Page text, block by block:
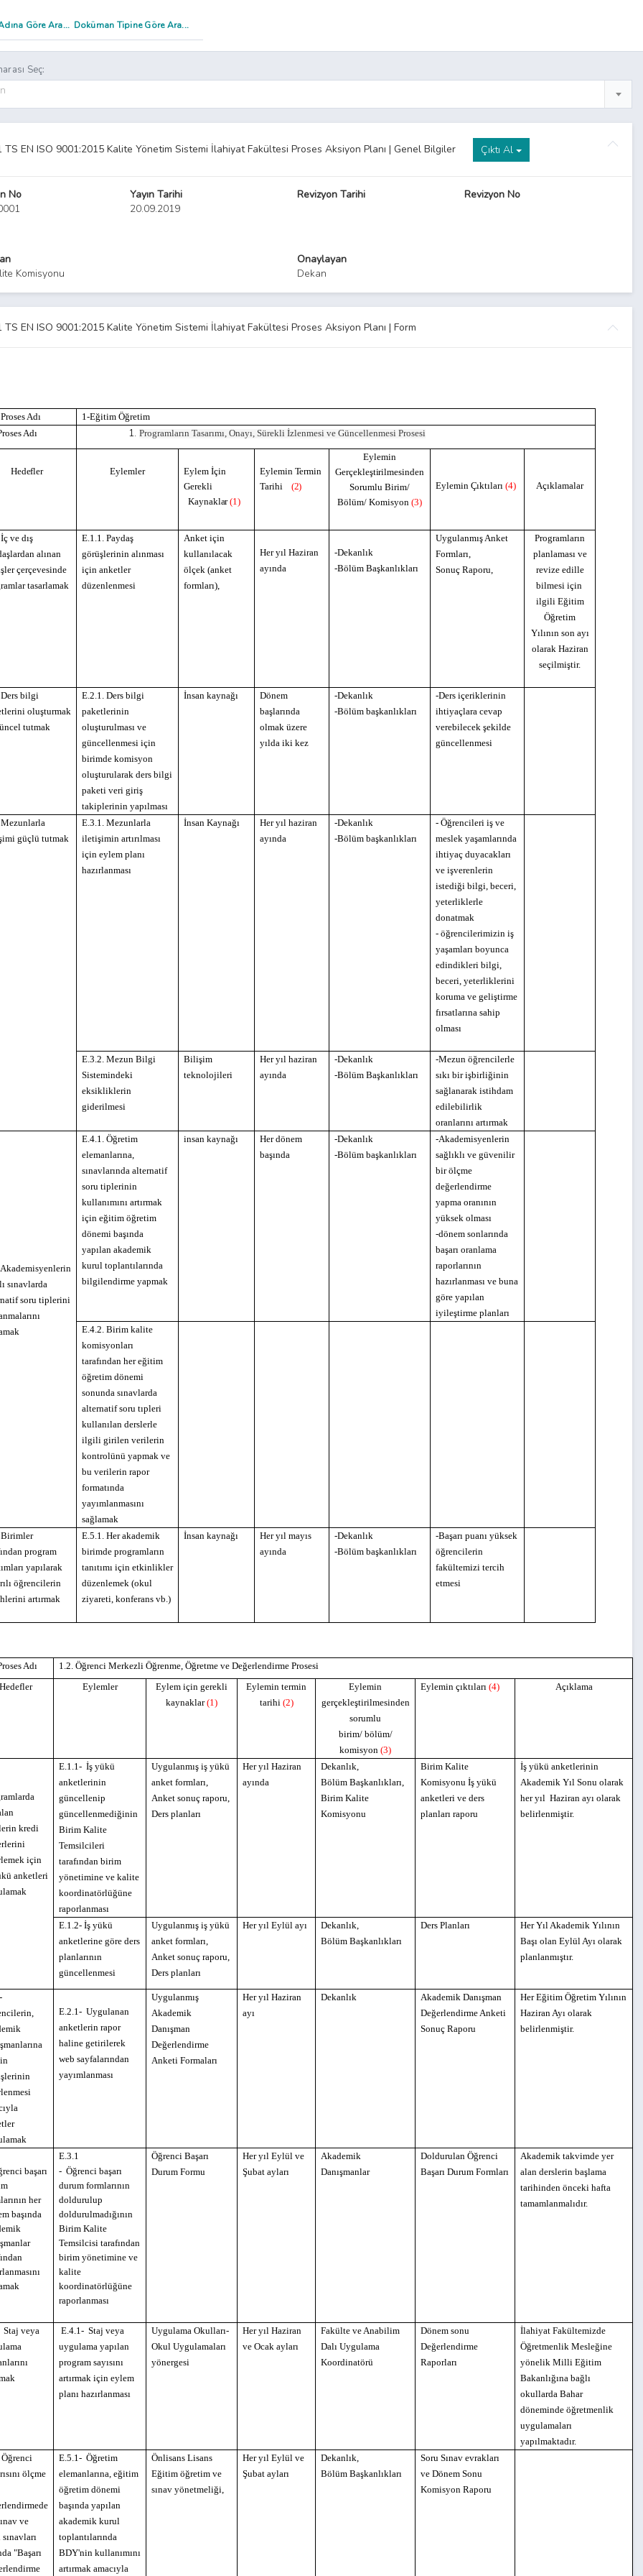
Seç:
TS EN ISO 9001:2015 Kalite Yönetim Sistemi İlahiyat Fakültesi Proses Aksiyon Planı | Genel Bilgiler Çıktı Al
No
Yayın Tarihi
20.09.2019
Revizyon Tarihi Revizyon No
Komisyonu
Onaylayan
Dekan
TS EN ISO 9001:2015 Kalite Yönetim Sistemi İlahiyat Fakültesi Proses Aksiyon Planı | Form
ProsesAdı
1-Eğitim Öğretim
Adı Programların Tasarımı, Onayı, Sürekli İzlenmesi ve Güncellenmesi Prosesi
Hedefler Eylemler Eylem İçin
Gerekli
Kaynaklar (1)
Eylemin Termin
Tarihi
(2)
Eylemin
Gerçekleştirilmesinden
Sorumlu Birim/
Bölüm/Komisyon (3)
Eylemin Çıktıları (4) Açıklamalar
ve dış
alınan
çerçevesinde
tasarlamak
E.1.1. Paydaş
görüşlerinin alınması
için anketler
düzenlenmesi
Anket için
kullanılacak
ölçek (anket
formları),
Her yıl Haziran
ayında
-Dekanlık
-Bölüm Başkanlıkları
Uygulanmış Anket
Formları,
Sonuç Raporu,
Programların
planlaması ve
revize edille
bilmesi için
ilgili Eğitim
Öğretim
Yılının son ayı
olarak Haziran
seçilmiştir.
bilgi
oluşturmak
tutmak
E.2.1. Ders bilgi
paketlerinin
oluşturulması ve
güncellenmesi için
birimde komisyon
oluşturularak ders bilgi
paketi veri giriş
takiplerinin yapılması
İnsan kaynağı
Dönem
başlarında
olmak üzere
yılda iki kez
-Dekanlık
-Bölüm başkanlıkları
-Ders içeriklerinin
ihtiyaçlara cevap
verebilecek şekilde
güncellenmesi
güçlü tutmak
E.3.1. Mezunlarla
iletişimin artırılması
için eylem planı
hazırlanması
İnsan Kaynağı
Her yıl haziran
ayında
-Dekanlık
-Bölüm başkanlıkları
- Öğrencileri iş ve
meslek yaşamlarında
ihtiyaç duyacakları
ve işverenlerin
istediği bilgi, beceri,
yeterliklerle
donatmak
- öğrencilerimizin iş
yaşamları boyunca
edindikleri bilgi,
beceri, yeterliklerini
koruma ve geliştirme
fırsatlarına sahip
olması
E.3.2. Mezun Bilgi
Sistemindeki
eksikliklerin
giderilmesi
Bilişim
teknolojileri
Her yıl haziran
ayında
-Dekanlık
-Bölüm Başkanlıkları
-Mezun öğrencilerle
sıkı bir işbirliğinin
sağlanarak istihdam
edilebilirlik
oranlarını artırmak
sınavlarda
soru tiplerini
E.4.1. Öğretim
elemanlarına,
sınavlarında alternatif
soru tiplerinin
kullanımını artırmak
için eğitim öğretim
dönemi başında
yapılan akademik
kurul toplantılarında
bilgilendirme yapmak
insan kaynağı
Her dönem
başında
-Dekanlık
-Bölüm başkanlıkları
-Akademisyenlerin
sağlıklı ve güvenilir
bir ölçme
değerlendirme
yapma oranının
yüksek olması
-dönem sonlarında
başarı oranlama
raporlarının
hazırlanması ve buna
göre yapılan
iyileştirme planları
E.4.2. Birim kalite
komisyonları
tarafından her eğitim
öğretim dönemi
sonunda sınavlarda
alternatif soru tıpleri
kullanılan derslerle
ilgili girilen verilerin
kontrolünü yapmak ve
bu verilerin rapor
formatında
yayımlanmasını
sağlamak
Birimler
program
yapılarak
öğrencilerin
artırmak
E.5.1. Her akademik
birimde programların
tanıtımı için etkinlikler
düzenlemek (okul
ziyareti, konferans vb.)
İnsan kaynağı
Her yıl mayıs
ayında
-Dekanlık
-Bölüm başkanlıkları
-Başarı puanı yüksek
öğrencilerin
fakültemizi tercih
etmesi
Adı
1.2. Öğrenci Merkezli Öğrenme, Öğretme ve Değerlendirme Prosesi
Hedefler
Eylemler
Eylem için gerekli
kaynaklar(1)
Eylemin termin
tarihi (2)
Eylemin
gerçekleştirilmesinden
sorumlu
birim/ bölüm/
komisyon (3)
Eylemin çıktıları (4) Açıklama
kredi
için
anketleri
E.1.1- İş yükü
anketlerinin
güncellenip
güncellenmediğinin
Birim Kalite
Temsilcileri
tarafından birim
yönetimine ve kalite
koordinatörlüğüne
raporlanması
Uygulanmış iş yükü
anket formları,
Anket sonuç raporu,
Ders planları
Her yıl Haziran
ayında
Dekanlık,
Bölüm Başkanlıkları,
Birim Kalite
Komisyonu
Birim Kalite
Komisyonu İş yükü
anketleri ve ders
planları raporu
İş yükü anketlerinin
Akademik Yıl Sonu olarak
her yıl Haziran ayı olarak
belirlenmiştir.
E.1.2- İş yükü
anketlerine göre ders
planlarının
güncellenmesi
Uygulanmış iş yükü
anket formları,
Anket sonuç raporu,
Ders planları
Her yıl Eylül ayı
Dekanlık,
Bölüm Başkanlıkları
Ders Planları
Her Yıl Akademik Yılının
Başı olan Eylül Ayı olarak
planlanmıştır.
-
E.2.1- Uygulanan
anketlerin rapor
haline getirilerek
web sayfalarından
yayımlanması
Uygulanmış
Akademik
Danışman
Değerlendirme
Anketi Formaları
Her yıl Haziran
ayı
Dekanlık
Akademik Danışman
Değerlendirme Anketi
Sonuç Raporu
Her Eğitim Öğretim Yılının
Haziran Ayı olarak
belirlenmiştir.
başarı
her
başında
E.3.1
- Öğrenci başarı
durum formlarının
doldurulup
doldurulmadığının
Birim Kalite
Temsilcisi tarafından
birim yönetimine ve
kalite
koordinatörlüğüne
raporlanması
Öğrenci Başarı
Durum Formu
Her yıl Eylül ve
Şubat ayları
Akademik
Danışmanlar
Doldurulan Öğrenci
Başarı Durum Formları
Akademik takvimde yer
alan derslerin başlama
tarihinden önceki hafta
tamamlanmalıdır.
Staj veya
E.4.1- Staj veya
uygulama yapılan
program sayısını
artırmak için eylem
planı hazırlanması
Uygulama Okulları-
Okul Uygulamaları
yönergesi
Her yıl Haziran
ve Ocak ayları
Fakülte ve Anabilim
Dalı Uygulama
Koordinatörü
Dönem sonu
Değerlendirme
Raporları
İlahiyat Fakültemizde
Öğretmenlik Mesleğine
yönelik Milli Eğitim
Bakanlığına bağlı
okullarda Bahar
döneminde öğretmenlik
uygulamaları
yapılmaktadır.
Öğrenci
ölçme
ve
"Başarı
E.5.1- Öğretim
elemanlarına, eğitim
öğretim dönemi
başında yapılan
akademik kurul
toplantılarında
BDY'nin kullanımını
artırmak amacıyla
Önlisans Lisans
Eğitim öğretim ve
sınav yönetmeliği,
Her yıl Eylül ve
Şubat ayları
Dekanlık,
Bölüm Başkanlıkları
Soru Sınav evrakları
ve Dönem Sonu
Komisyon Raporu